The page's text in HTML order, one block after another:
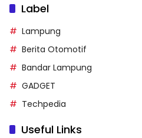
Label
Lampung
Berita Otomotif
Bandar Lampung
GADGET
Techpedia
Useful Links